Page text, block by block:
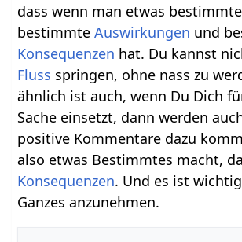
dass wenn man etwas
bestimmteAuswirkungen und
Konsequenzen hat. Du kannst
Fluss springen, ohne nass zu
ähnlich ist auch, wenn Du Dich
Sache einsetzt, dann werden
positive Kommentare dazu
also etwas Bestimmtes macht,
Konsequenzen. Und es ist
Ganzes anzunehmen.